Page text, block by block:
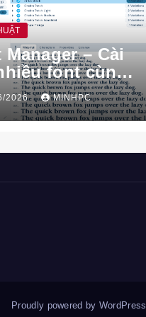
Manager – Cài
font cùng
Linux
2026 MINHPC
Proudly powered by WordPress